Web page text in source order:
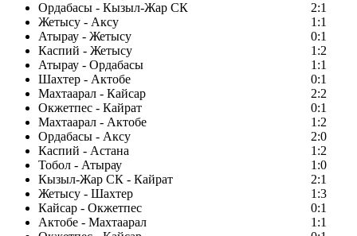
Ордабасы - Кызыл-Жар СК
2:1
Жетысу - Аксу
1:1
Атырау - Жетысу
0:1
Каспий - Жетысу
1:2
Атырау - Ордабасы
1:1
Шахтер - Актобе
0:1
Махтаарал - Кайсар
2:2
Окжетпес - Кайрат
0:1
Махтаарал - Актобе
1:2
Ордабасы - Аксу
2:0
Каспий - Астана
1:2
Тобол - Атырау
1:0
Кызыл-Жар СК - Кайрат
2:1
Жетысу - Шахтер
1:3
Кайсар - Окжетпес
0:1
Актобе - Махтаарал
1:1